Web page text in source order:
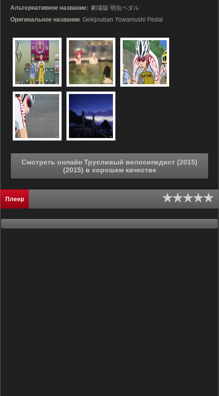
Альтернативное название: 劇場版 弱虫ペダル
Оригинальное название Gekijouban Yowamushi Pedal
Смотреть онлайн Трусливый велосипедист (2015)
(2015) в хорошем качестве
Плеер